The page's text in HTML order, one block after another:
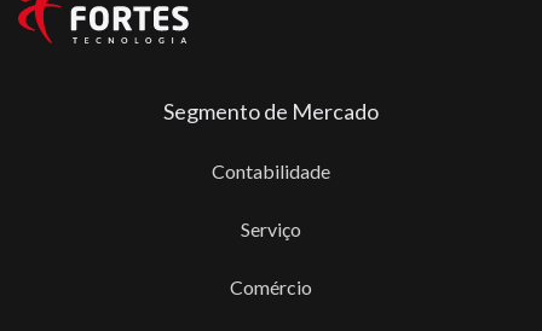
Segmento de Mercado
Contabilidade
Serviço
Comércio